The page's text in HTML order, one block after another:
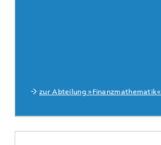
zur Abteilung »Finanzmathematik«